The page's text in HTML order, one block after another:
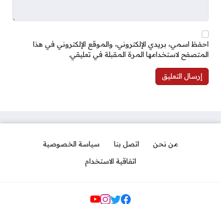
احفظ اسمي، بريدي الإلكتروني، والموقع الإلكتروني في هذا
المتصفح لاستخدامها المرة المقبلة في تعليقي.
من نحن اتصل بنا
سياسة الخصوصية
اتفاقية الاستخدام